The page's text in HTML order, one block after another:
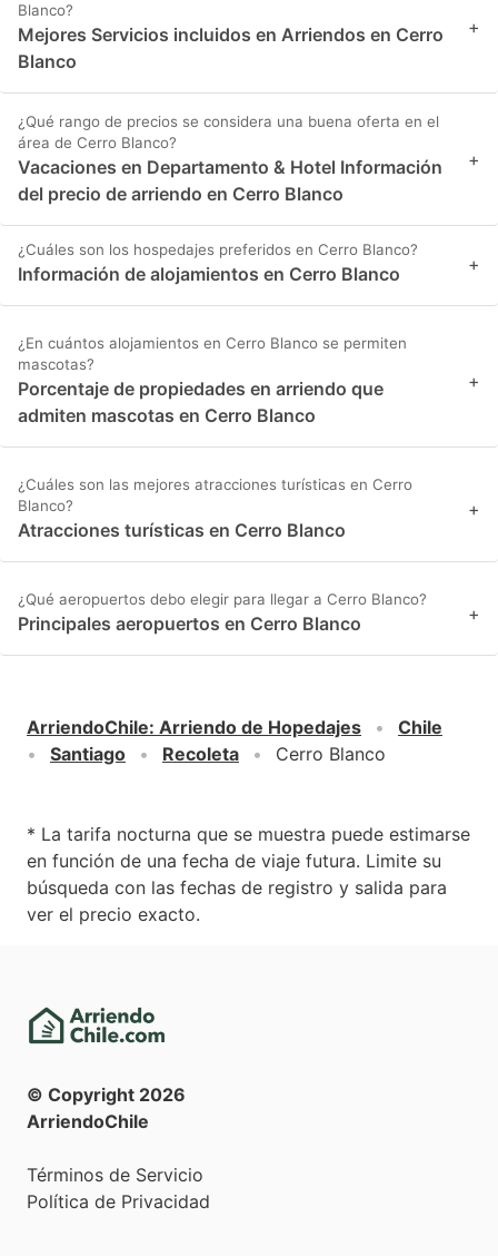
Blanco?
Mejores Servicios incluidos en Arriendos en Cerro
Blanco
+
¿Qué rango de precios se considera una buena oferta en el
área de Cerro Blanco?
Vacaciones en Departamento & Hotel Información
del precio de arriendo en Cerro Blanco
+
¿Cuáles son los hospedajes preferidos en Cerro Blanco?
Información de alojamientos en Cerro Blanco +
¿En cuántos alojamientos en Cerro Blanco se permiten
mascotas?
Porcentaje de propiedades en arriendo que
admiten mascotas en Cerro Blanco
+
¿Cuáles son las mejores atracciones turísticas en Cerro
Blanco?
Atracciones turísticas en Cerro Blanco
+
¿Qué aeropuertos debo elegir para llegar a Cerro Blanco?
Principales aeropuertos en Cerro Blanco +
ArriendoChile: Arriendo de Hopedajes
Chile
Santiago
Recoleta Cerro Blanco
* La tarifa nocturna que se muestra puede estimarse
en función de una fecha de viaje futura. Limite su
búsqueda con las fechas de registro y salida para
ver el precio exacto.
© Copyright 2026
ArriendoChile
Términos de Servicio
Política de Privacidad